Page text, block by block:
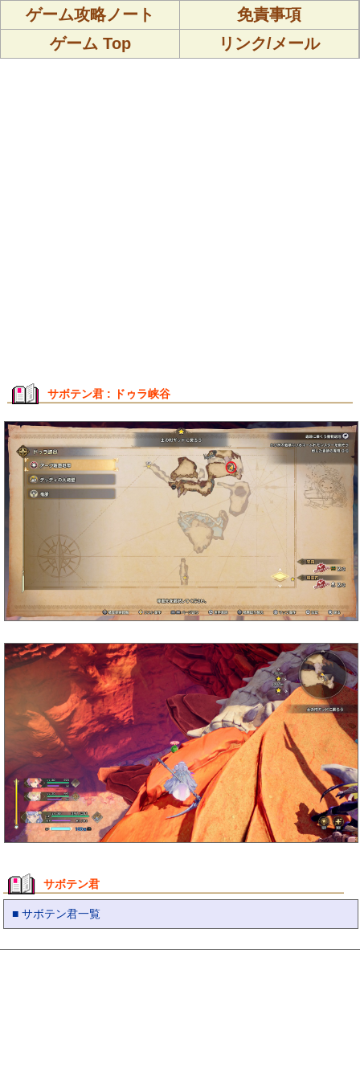
ゲーム攻略ノート
免責事項
ゲーム Top
リンク/メール
サボテン君 : ドゥラ峡谷
サボテン君
■ サボテン君一覧